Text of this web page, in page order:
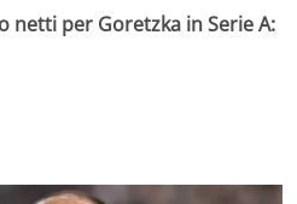
netti per Goretzka in Serie A: